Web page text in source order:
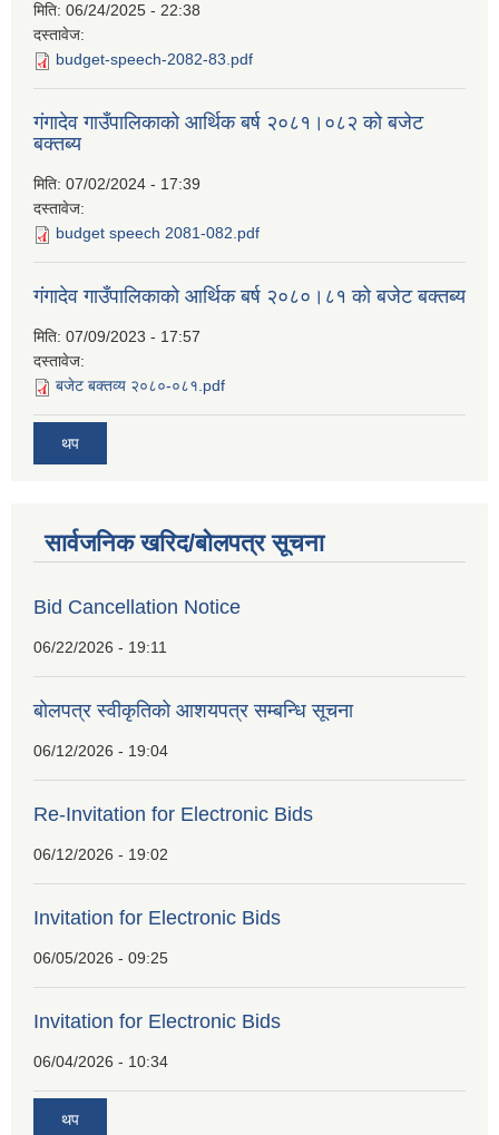
मिति: 06/24/2025 - 22:38
दस्तावेज:
budget-speech-2082-83.pdf
गंगादेव गाउँपालिकाको आर्थिक बर्ष २०८१।०८२ को बजेट
बक्तब्य
मिति: 07/02/2024 - 17:39
दस्तावेज:
budget speech 2081-082.pdf
गंगादेव गाउँपालिकाको आर्थिक बर्ष २०८०।८१ को बजेट बक्तब्य
मिति: 07/09/2023 - 17:57
दस्तावेज:
बजेट बक्तव्य २०८०-०८१.pdf
थप
सार्वजनिक खरिद/बोलपत्र सूचना
Bid Cancellation Notice
06/22/2026 - 19:11
बोलपत्र स्वीकृतिको आशयपत्र सम्बन्धि सूचना
06/12/2026 - 19:04
Re-Invitation for Electronic Bids
06/12/2026 - 19:02
Invitation for Electronic Bids
06/05/2026 - 09:25
Invitation for Electronic Bids
06/04/2026 - 10:34
थप